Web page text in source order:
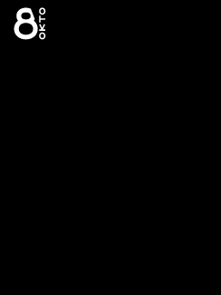
Zum
Inhalt
springen